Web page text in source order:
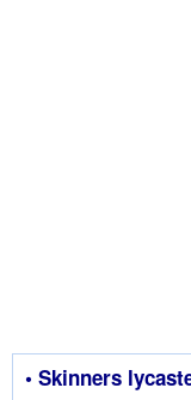
• Skinners